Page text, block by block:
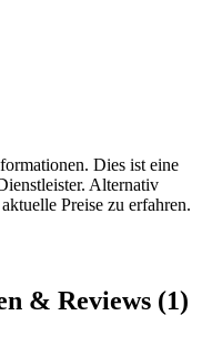
Dies ist eine
Alternativ
Preise zu erfahren.
& Reviews (1)